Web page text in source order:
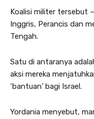
Koalisi militer tersebut
Inggris, Perancis dan
Tengah.
Satu di antaranya
aksi mereka
‘bantuan’ bagi Israel.
Yordania menyebut,